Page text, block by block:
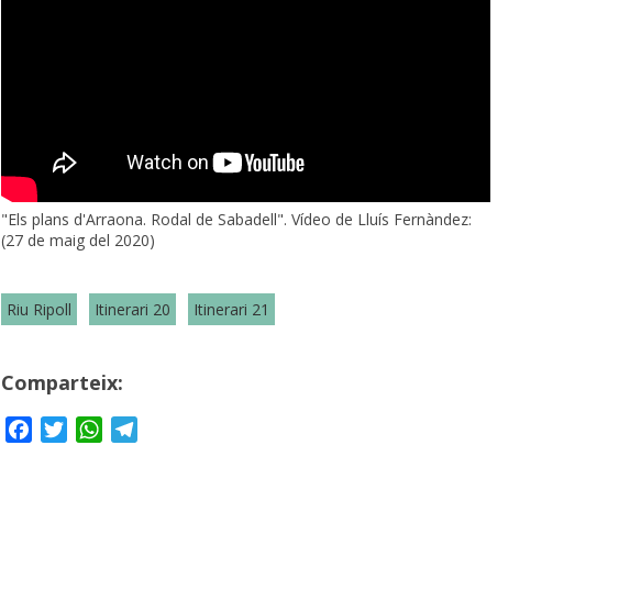
"Els plans d'Arraona. Rodal de Sabadell". Vídeo de Lluís Fernàndez:
(27 de maig del 2020)
Riu Ripoll Itinerari 20 Itinerari 21
Comparteix:
FacebookTwitterWhatsApp